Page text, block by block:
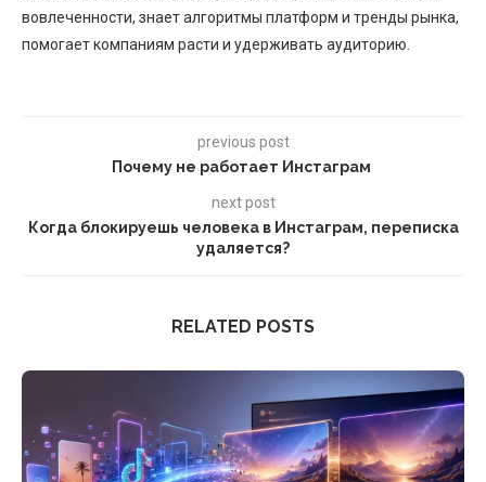
вовлеченности, знает алгоритмы платформ и тренды рынка,
помогает компаниям расти и удерживать аудиторию.
previous post
Почему не работает Инстаграм
next post
Когда блокируешь человека в Инстаграм, переписка
удаляется?
RELATED POSTS